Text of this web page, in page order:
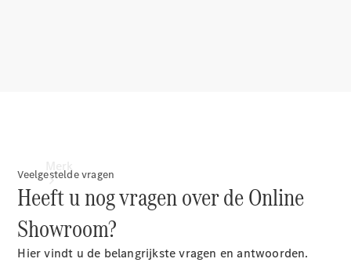
Veelgestelde vragen
Heeft u nog vragen over de Online
Showroom?
Hier vindt u de belangrijkste vragen en antwoorden.